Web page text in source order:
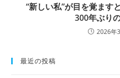
“新しい私”が目を覚ます
300年ぶり
2026年
最近の投稿